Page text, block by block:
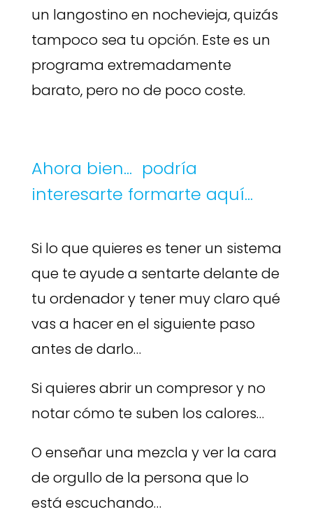
un langostino en nochevieja, quizás
tampoco sea tu opción. Este es un
programa extremadamente
barato, pero no de poco coste.
Ahora bien… podría
interesarte formarte aquí…
Si lo que quieres es tener un sistema
que te ayude a sentarte delante de
tu ordenador y tener muy claro qué
vas a hacer en el siguiente paso
antes de darlo…
Si quieres abrir un compresor y no
notar cómo te suben los calores…
O enseñar una mezcla y ver la cara
de orgullo de la persona que lo
está escuchando…